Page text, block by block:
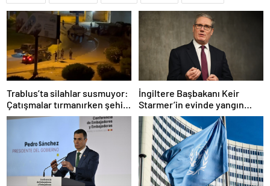
Trablus’ta silahlar susmuyor:
Çatışmalar tırmanırken şehir
alarmda
İngiltere Başbakanı Keir
Starmer’in evinde yangın
çıktı